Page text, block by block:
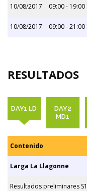
10/08/2017 09:00 - 19:00
10/08/2017 09:00 - 21:00
RESULTADOS
DAY1 LD
DAY2
MD1
Contenido
Larga La Llagonne
Resultados preliminares S1